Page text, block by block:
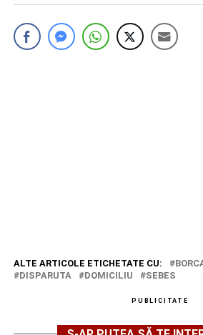
ALTE ARTICOLE ETICHETATE CU:
DISPARUTA
DOMICILIU SEBES
PUBLICITATE